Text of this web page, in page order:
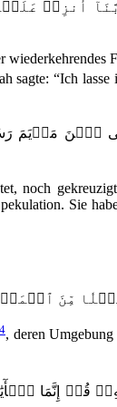
sagte: “Ich
ٱبۡنَ مَرۡيَمَ
noch
Sie
مِّنَ
, deren